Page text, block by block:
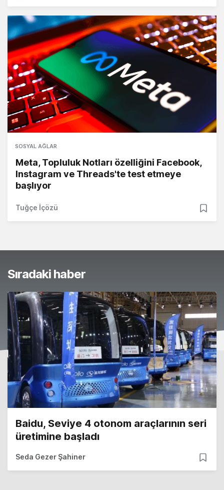
SOSYAL AĞLAR
Meta, Topluluk Notları özelliğini Facebook,
Instagram ve Threads'te test etmeye
başlıyor
Tuğçe İçözü
Sıradaki haber
Baidu, Seviye 4 otonom araçlarının seri
üretimine başladı
Seda Gezer Şahiner